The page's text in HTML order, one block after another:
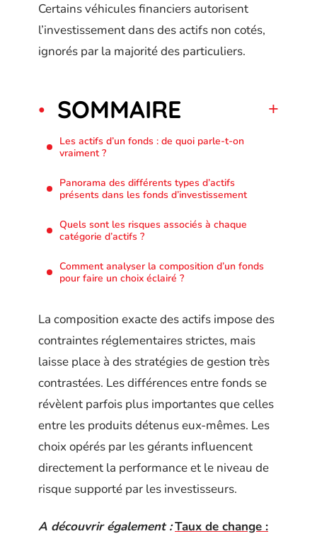
Certains véhicules financiers autorisent
l’investissement dans des actifs non cotés,
ignorés par la majorité des particuliers.
SOMMAIRE
Les actifs d’un fonds : de quoi parle-t-on
vraiment ?
Panorama des différents types d’actifs
présents dans les fonds d’investissement
Quels sont les risques associés à chaque
catégorie d’actifs ?
Comment analyser la composition d’un fonds
pour faire un choix éclairé ?
La composition exacte des actifs impose des
contraintes réglementaires strictes, mais
laisse place à des stratégies de gestion très
contrastées. Les différences entre fonds se
révèlent parfois plus importantes que celles
entre les produits détenus eux-mêmes. Les
choix opérés par les gérants influencent
directement la performance et le niveau de
risque supporté par les investisseurs.
A découvrir également :Taux de change :